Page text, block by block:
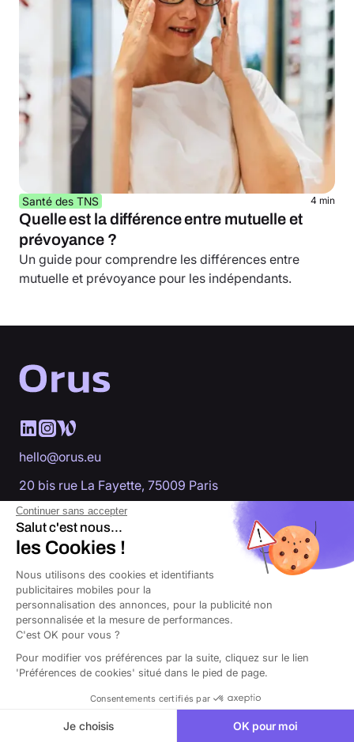
Santé des TNS 4 min
Quelle est la différence entre mutuelle et
prévoyance ?
Un guide pour comprendre les différences entre
mutuelle et prévoyance pour les indépendants.
hello@orus.eu
20 bis rue La Fayette, 75009 Paris
Du lundi au vendredi, de 9h à 19h
Nous sommes là pour vous
Vous êtes notre priorité
Notre mission
Continuer sans accepter
Salut c'est nous...
les Cookies !
Nous utilisons des cookies et identifiants
publicitaires mobiles pour la
personnalisation des annonces, pour la publicité non
personnalisée et la mesure de performances.
C'est OK pour vous ?
Pour modifier vos préférences par la suite, cliquez sur le lien
'Préférences de cookies' situé dans le pied de page.
Consentements certifiés par
Je choisis OK pour moi